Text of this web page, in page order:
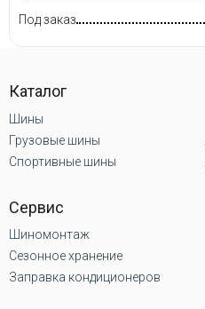
Под заказ
Каталог
Шины
Грузовые шины
Спортивные шины
Сервис
Шиномонтаж
Сезонное хранение
Заправка кондиционеров